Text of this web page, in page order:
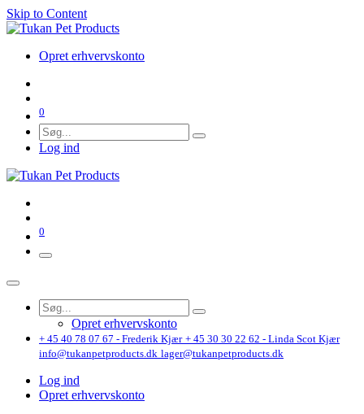
Skip to Content
Opret erhvervskonto
0
Log ind
0
Opret erhvervskonto
+ 45 40 78 07 67 - Frederik Kjær + 45 30 30 22 62 - Linda Scot Kjær
info@tukanpetproducts.dk lager@tukanpetproducts.dk
Log ind
Opret erhvervskonto